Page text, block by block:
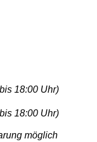
18:00 Uhr)
18:00 Uhr)
möglich